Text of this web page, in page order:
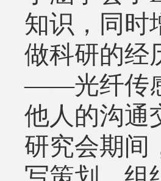
知识，同时
做科研的经
——光纤传
他人的沟通
研究会期间